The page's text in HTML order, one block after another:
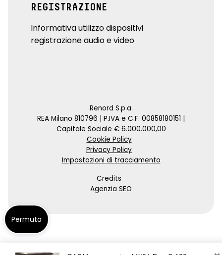
REGISTRAZIONE
Informativa utilizzo dispositivi
registrazione audio e video
Renord S.p.a.
REA Milano 810796 | P.IVA e C.F. 00858180151 |
Capitale Sociale € 6.000.000,00
Cookie Policy
Privacy Policy
Impostazioni di tracciamento
Credits
Agenzia SEO
Permuta